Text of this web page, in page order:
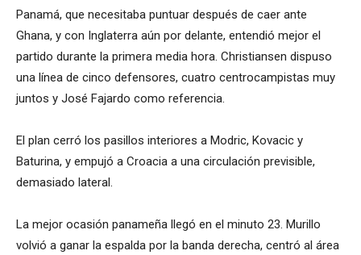
Panamá, que necesitaba puntuar después de caer ante
Ghana, y con Inglaterra aún por delante, entendió mejor el
partido durante la primera media hora. Christiansen dispuso
una línea de cinco defensores, cuatro centrocampistas muy
juntos y José Fajardo como referencia.
El plan cerró los pasillos interiores a Modric, Kovacic y
Baturina, y empujó a Croacia a una circulación previsible,
demasiado lateral.
La mejor ocasión panameña llegó en el minuto 23. Murillo
volvió a ganar la espalda por la banda derecha, centró al área